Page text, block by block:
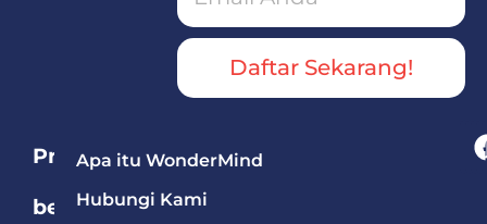
Daftar Sekarang!
Program
berdasarkan
Apa itu WonderMind
Hubungi Kami